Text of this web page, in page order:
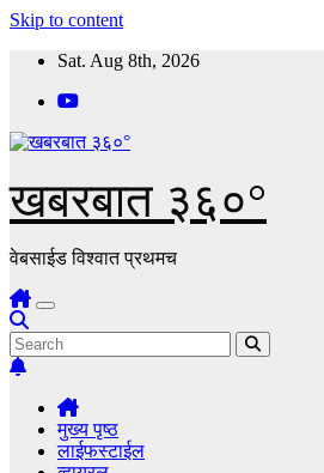
Skip to content
Sat. Aug 8th, 2026
खबरबात ३६०°
वेबसाईड विश्वात प्रथमच
मुख्य पृष्ठ
लाईफस्टाईल